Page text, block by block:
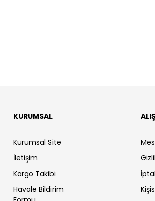
KURUMSAL
Kurumsal Site
İletişim
Kargo Takibi
Havale Bildirim